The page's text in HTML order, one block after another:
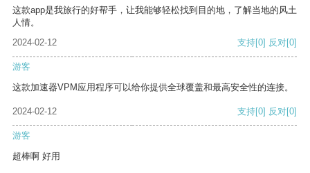
这款app是我旅行的好帮手，让我能够轻松找到目的地，了解当地的风土
人情。
2024-02-12
支持[0] 反对[0]
游客
这款加速器VPM应用程序可以给你提供全球覆盖和最高安全性的连接。
2024-02-12 支持[0] 反对[0]
游客
超棒啊 好用